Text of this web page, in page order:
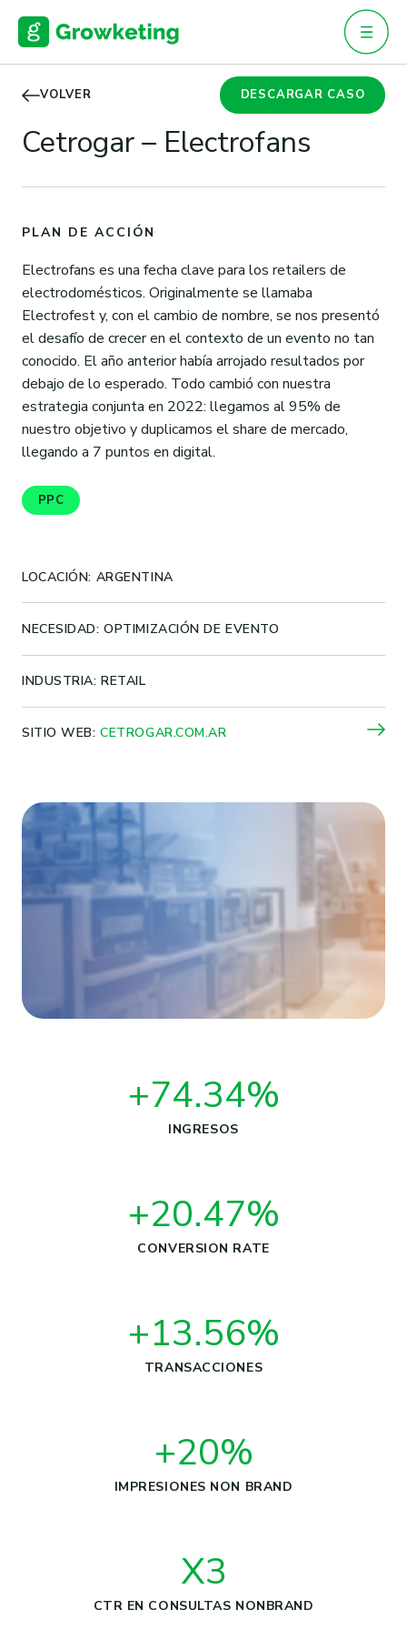
content
VOLVER
Cetrogar – Electrofans
DESCARGAR CASO
PLAN DE ACCIÓN
Electrofans es una fecha clave para los retailers de
electrodomésticos. Originalmente se llamaba
Electrofest y, con el cambio de nombre, se nos presentó
el desafío de crecer en el contexto de un evento no tan
conocido. El año anterior había arrojado resultados por
debajo de lo esperado. Todo cambió con nuestra
estrategia conjunta en 2022: llegamos al 95% de
nuestro objetivo y duplicamos el share de mercado,
llegando a 7 puntos en digital.
PPC
LOCACIÓN: ARGENTINA
NECESIDAD: OPTIMIZACIÓN DE EVENTO
INDUSTRIA: RETAIL
SITIO WEB:CETROGAR.COM.AR
+74.34%
INGRESOS
+20.47%
CONVERSION RATE
+13.56%
TRANSACCIONES
+20%
IMPRESIONES NON BRAND
X3
CTR EN CONSULTAS NONBRAND